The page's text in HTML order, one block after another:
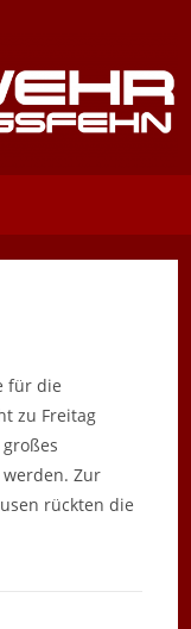
für die
zu Freitag
Zur
rückten die